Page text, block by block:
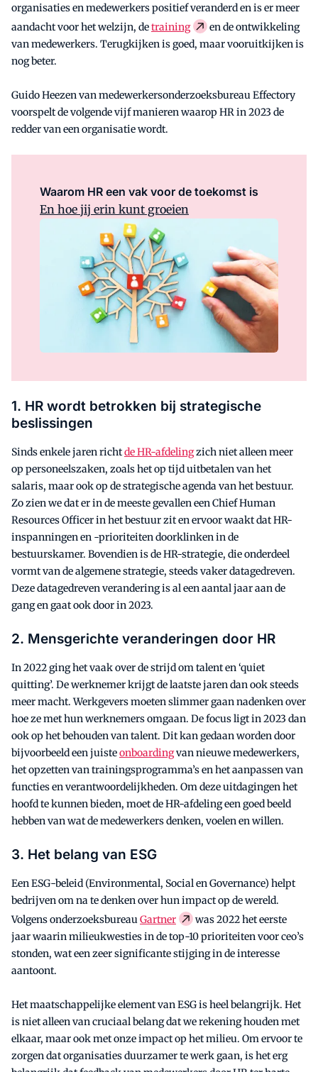
organisaties en medewerkers positief veranderd en is er meer
aandacht voor het welzijn, detraining
en de ontwikkeling
van medewerkers. Terugkijken is goed, maar vooruitkijken is
nog beter.
Guido Heezen van medewerkersonderzoeksbureau Effectory
voorspelt de volgende vijf manieren waarop HR in 2023 de
redder van een organisatie wordt.
Waarom HR een vak voor de toekomst is
En hoe jij erin kunt groeien
1. HR wordt betrokken bij strategische
beslissingen
Sinds enkele jaren richtde HR-afdelingzich niet alleen meer
op personeelszaken, zoals het op tijd uitbetalen van het
salaris, maar ook op de strategische agenda van het bestuur.
Zo zien we dat er in de meeste gevallen een Chief Human
Resources Officer in het bestuur zit en ervoor waakt dat HR-
inspanningen en -prioriteiten doorklinken in de
bestuurskamer. Bovendien is de HR-strategie, die onderdeel
vormt van de algemene strategie, steeds vaker datagedreven.
Deze datagedreven verandering is al een aantal jaar aan de
gang en gaat ook door in 2023.
2. Mensgerichte veranderingen door HR
In 2022 ging het vaak over de strijd om talent en ‘quiet
quitting’. De werknemer krijgt de laatste jaren dan ook steeds
meer macht. Werkgevers moeten slimmer gaan nadenken over
hoe ze met hun werknemers omgaan. De focus ligt in 2023 dan
ook op het behouden van talent. Dit kan gedaan worden door
bijvoorbeeld een juisteonboardingvan nieuwe medewerkers,
het opzetten van trainingsprogramma’s en het aanpassen van
functies en verantwoordelijkheden. Om deze uitdagingen het
hoofd te kunnen bieden, moet de HR-afdeling een goed beeld
hebben van wat de medewerkers denken, voelen en willen.
3. Het belang van ESG
Een ESG-beleid (Environmental, Social en Governance) helpt
bedrijven om na te denken over hun impact op de wereld.
Volgens onderzoeksbureauGartner
was 2022 het eerste
jaar waarin milieukwesties in de top-10 prioriteiten voor ceo’s
stonden, wat een zeer significante stijging in de interesse
aantoont.
Het maatschappelijke element van ESG is heel belangrijk. Het
is niet alleen van cruciaal belang dat we rekening houden met
elkaar, maar ook met onze impact op het milieu. Om ervoor te
zorgen dat organisaties duurzamer te werk gaan, is het erg